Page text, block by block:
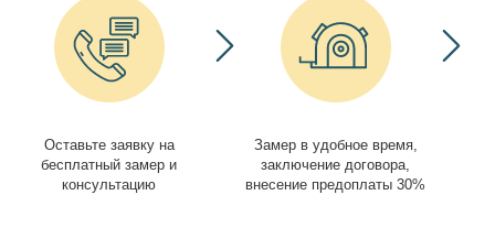
Оставьте заявку на
бесплатный замер и
консультацию
Замер в удобное время,
заключение договора,
внесение предоплаты 30%